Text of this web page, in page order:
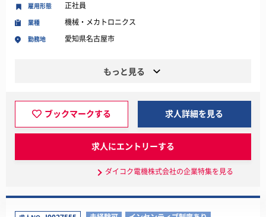
業種 機械・メカトロニクス
勤務地 愛知県名古屋市
雇用形態 正社員
もっと見る
ブックマークする 求人詳細を見る
求人にエントリーする
ダイコク電機株式会社の企業特集を見る